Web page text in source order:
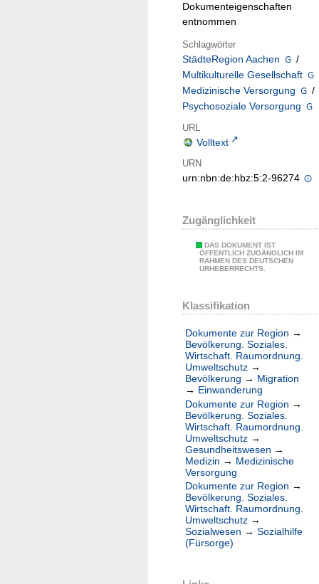
Dokumenteigenschaften
entnommen
Schlagwörter
StädteRegion Aachen
/
Multikulturelle Gesellschaft
Medizinische Versorgung
/
Psychosoziale Versorgung
URL
Volltext
URN
urn:nbn:de:hbz:5:2-96274
Zugänglichkeit
DAS DOKUMENT IST
ÖFFENTLICH ZUGÄNGLICH IM
RAHMEN DES DEUTSCHEN
URHEBERRECHTS.
Klassifikation
Dokumente zur Region →
Bevölkerung. Soziales.
Wirtschaft. Raumordnung.
Umweltschutz →
Bevölkerung → Migration
→ Einwanderung
Dokumente zur Region →
Bevölkerung. Soziales.
Wirtschaft. Raumordnung.
Umweltschutz →
Gesundheitswesen →
Medizin → Medizinische
Versorgung
Dokumente zur Region →
Bevölkerung. Soziales.
Wirtschaft. Raumordnung.
Umweltschutz →
Sozialwesen → Sozialhilfe
(Fürsorge)